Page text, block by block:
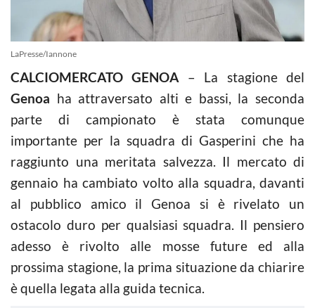
LaPresse/Iannone
CALCIOMERCATO GENOA – La stagione del
Genoa ha attraversato alti e bassi, la seconda
parte di campionato è stata comunque
importante per la squadra di Gasperini che ha
raggiunto una meritata salvezza. Il mercato di
gennaio ha cambiato volto alla squadra, davanti
al pubblico amico il Genoa si è rivelato un
ostacolo duro per qualsiasi squadra. Il pensiero
adesso è rivolto alle mosse future ed alla
prossima stagione, la prima situazione da chiarire
è quella legata alla guida tecnica.